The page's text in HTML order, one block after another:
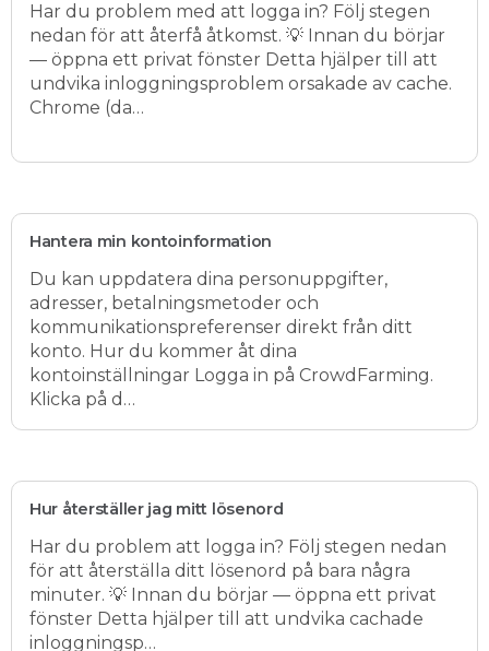
Har du problem med att logga in? Följ stegen
nedan för att återfå åtkomst. 💡 Innan du börjar
— öppna ett privat fönster Detta hjälper till att
undvika inloggningsproblem orsakade av cache.
Chrome (da…
Hantera min kontoinformation
Du kan uppdatera dina personuppgifter,
adresser, betalningsmetoder och
kommunikationspreferenser direkt från ditt
konto. Hur du kommer åt dina
kontoinställningar Logga in på CrowdFarming.
Klicka på d…
Hur återställer jag mitt lösenord
Har du problem att logga in? Följ stegen nedan
för att återställa ditt lösenord på bara några
minuter. 💡 Innan du börjar — öppna ett privat
fönster Detta hjälper till att undvika cachade
inloggningsp…